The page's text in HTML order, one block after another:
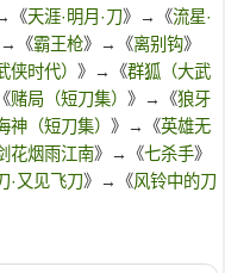
《天涯·明月·刀》→《流星·
→《霸王枪》→《离别钩》
侠时代） 》→《群狐（大武
赌局（短刀集） 》→《狼牙
神（短刀集） 》→《英雄无
花烟雨江南》→《七杀手》
·又见飞刀》→《风铃中的刀